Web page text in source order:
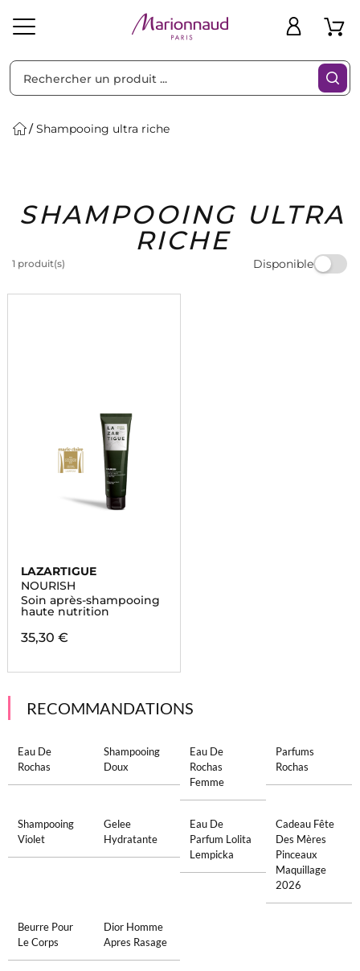
Solaire Homme Marques Idées
Cadeaux
Bons
Plans
Shampooing ultra riche
SHAMPOOING ULTRA
RICHE
1 produit(s) Disponible
Filtres
LAZARTIGUE
NOURISH
Soin après-shampooing
haute nutrition
35,30 €
RECOMMANDATIONS
Eau De
Rochas
Shampooing
Doux
Eau De
Rochas
Femme
Parfums
Rochas
Shampooing
Violet
Gelee
Hydratante
Eau De
Parfum Lolita
Lempicka
Cadeau Fête
Des Mères
Pinceaux
Maquillage
2026
Beurre Pour
Le Corps
Dior Homme
Apres Rasage